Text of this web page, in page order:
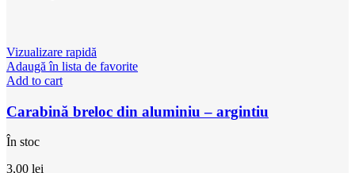
Vizualizare rapidă
Adaugă în lista de favorite
Add to cart
Carabină breloc din aluminiu – argintiu
În stoc
3,00 lei